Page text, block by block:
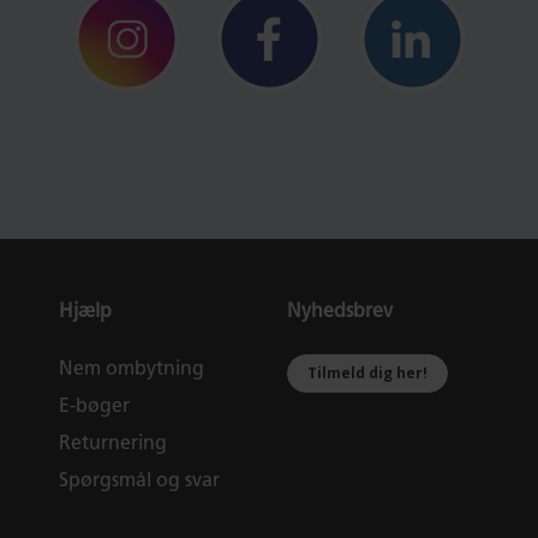
Hjælp
Nem ombytning
E-bøger
Returnering
Spørgsmål og svar
Nyhedsbrev
Tilmeld dig her!